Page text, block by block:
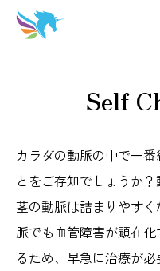
Contact
お問い合わせ窓口｜Q&A
医療従事者専用
Self
カラダの動脈の中で一
とをご存知でしょうか
茎の動脈は詰まりやす
脈でも血管障害が顕在
るため、早急に治療が